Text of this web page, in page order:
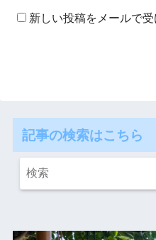
新しい投稿をメールで受
記事の検索はこちら